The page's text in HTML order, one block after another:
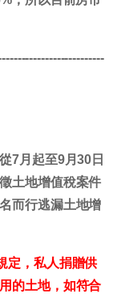
7月起至9月30日
土地增值稅案件
而行逃漏土地增
定，私人捐贈供
的土地，如符合